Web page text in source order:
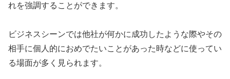
れを強調することができます。
ビジネスシーンでは他社が何かに成功したような際やその
相手に個人的におめでたいことがあった時などに使ってい
る場面が多く見られます。